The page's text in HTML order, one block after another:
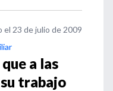
el 23 de julio de 2009
a las
trabajo